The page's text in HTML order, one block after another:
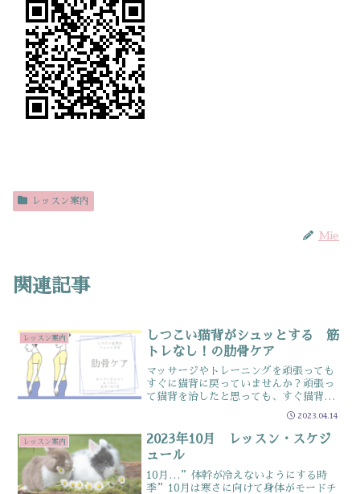
レッスン案内
Mie
関連記事
レッスン案内
しつこい猫背がシュッとする 筋
トレなし！の肋骨ケア
マッサージやトレーニングを頑張っても
すぐに猫背に戻っていませんか？頑張っ
て猫背を治したと思っても、すぐ猫背に
戻ってしまう人が多いですPCやスマホを
使う、荷物を運ぶ、ご飯を食べる…etc四
六時中猫背だけを意識して生活するの
は、なかなかなストレ...
2023.04.14
レッスン案内
2023年10月 レッスン・スケジ
ュール
10月…”体幹が冷えないようにする時
季”10月は寒さに向けて身体がモードチ